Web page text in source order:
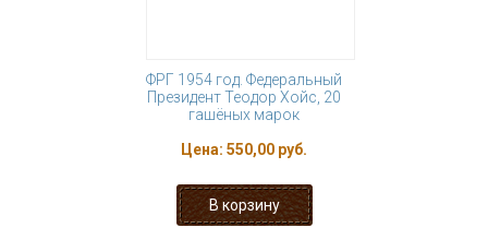
ФРГ 1954 год. Федеральный
Президент Теодор Хойс, 20
гашёных марок
Цена: 550,00 руб.